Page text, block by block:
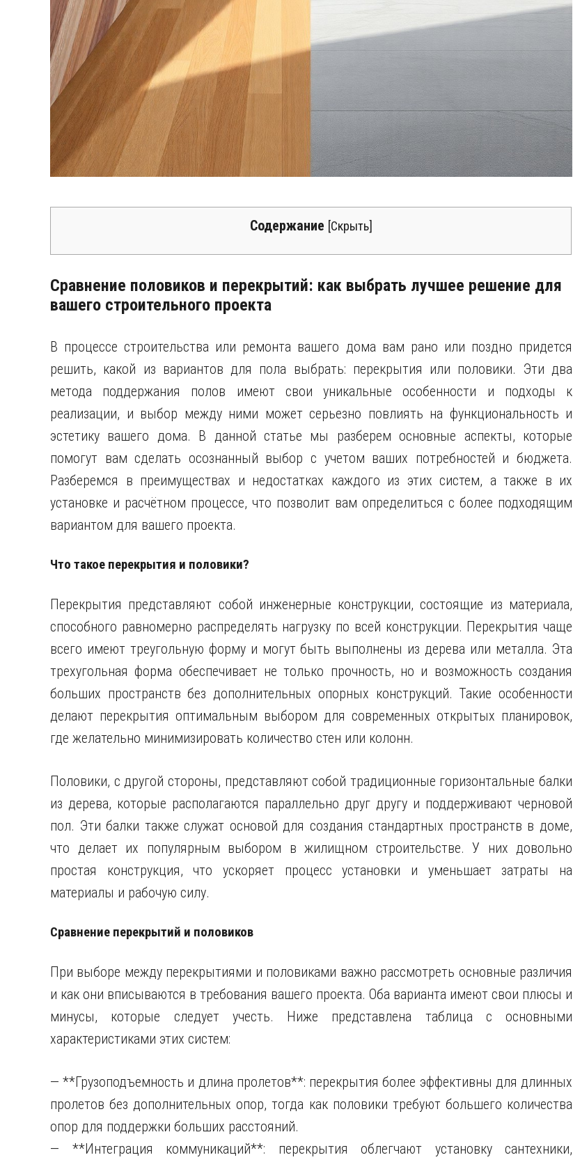
Содержание [Скрыть]
Сравнение половиков и перекрытий: как выбрать лучшее решение для
вашего строительного проекта
В процессе строительства или ремонта вашего дома вам рано или поздно придется
решить, какой из вариантов для пола выбрать: перекрытия или половики. Эти два
метода поддержания полов имеют свои уникальные особенности и подходы к
реализации, и выбор между ними может серьезно повлиять на функциональность и
эстетику вашего дома. В данной статье мы разберем основные аспекты, которые
помогут вам сделать осознанный выбор с учетом ваших потребностей и бюджета.
Разберемся в преимуществах и недостатках каждого из этих систем, а также в их
установке и расчётном процессе, что позволит вам определиться с более подходящим
вариантом для вашего проекта.
Что такое перекрытия и половики?
Перекрытия представляют собой инженерные конструкции, состоящие из материала,
способного равномерно распределять нагрузку по всей конструкции. Перекрытия чаще
всего имеют треугольную форму и могут быть выполнены из дерева или металла. Эта
трехугольная форма обеспечивает не только прочность, но и возможность создания
больших пространств без дополнительных опорных конструкций. Такие особенности
делают перекрытия оптимальным выбором для современных открытых планировок,
где желательно минимизировать количество стен или колонн.
Половики, с другой стороны, представляют собой традиционные горизонтальные балки
из дерева, которые располагаются параллельно друг другу и поддерживают черновой
пол. Эти балки также служат основой для создания стандартных пространств в доме,
что делает их популярным выбором в жилищном строительстве. У них довольно
простая конструкция, что ускоряет процесс установки и уменьшает затраты на
материалы и рабочую силу.
Сравнение перекрытий и половиков
При выборе между перекрытиями и половиками важно рассмотреть основные различия
и как они вписываются в требования вашего проекта. Оба варианта имеют свои плюсы и
минусы, которые следует учесть. Ниже представлена таблица с основными
характеристиками этих систем:
— **Грузоподъемность и длина пролетов**: перекрытия более эффективны для длинных
пролетов без дополнительных опор, тогда как половики требуют большего количества
опор для поддержки больших расстояний.
— **Интеграция коммуникаций**: перекрытия облегчают установку сантехники,